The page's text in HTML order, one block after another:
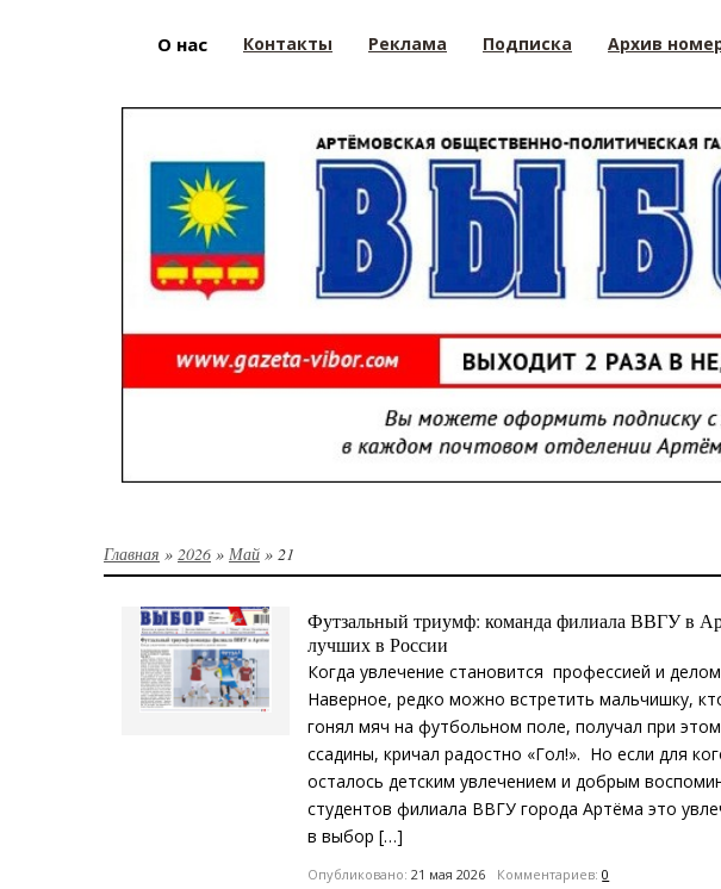
О нас Контакты Реклама Подписка Архив
Главная » 2026 » Май » 21
Футзальный триумф: команда филиала ВВГУ в
лучших в России
Когда увлечение становится профессией и
Наверное, редко можно встретить мальчишку,
гонял мяч на футбольном поле, получал при
ссадины, кричал радостно «Гол!». Но если для
осталось детским увлечением и добрым
студентов филиала ВВГУ города Артёма это
в выбор […]
Опубликовано:21 мая 2026 Комментариев:0